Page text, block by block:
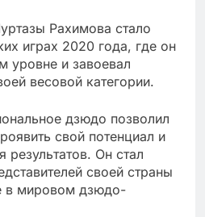
Рахимова стало
играх 2020 года, где он
уровне и завоевал
весовой категории.
дзюдо позволил
свой потенциал и
Он стал
своей страны
в мировом дзюдо-